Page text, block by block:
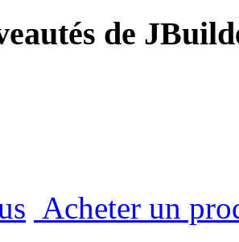
de
Acheter un